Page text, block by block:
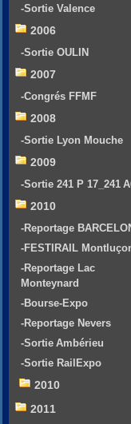
-Sortie Valence
2006
-Sortie OULIN
2007
-Congrés FFMF
2008
-Sortie Lyon Mouche
2009
-Sortie 241 P 17_241
2010
-Reportage
-FESTIRAIL
-Reportage Lac
Monteynard
-Bourse-Expo
-Reportage Nevers
-Sortie Ambérieu
-Sortie RailExpo
2010
2011